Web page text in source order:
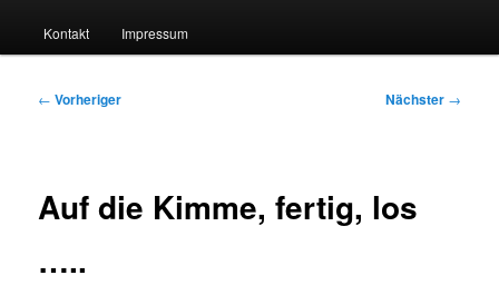
Kontakt Impressum
Beitragsnavigation
← Vorheriger Nächster →
Auf die Kimme, fertig, los
…..